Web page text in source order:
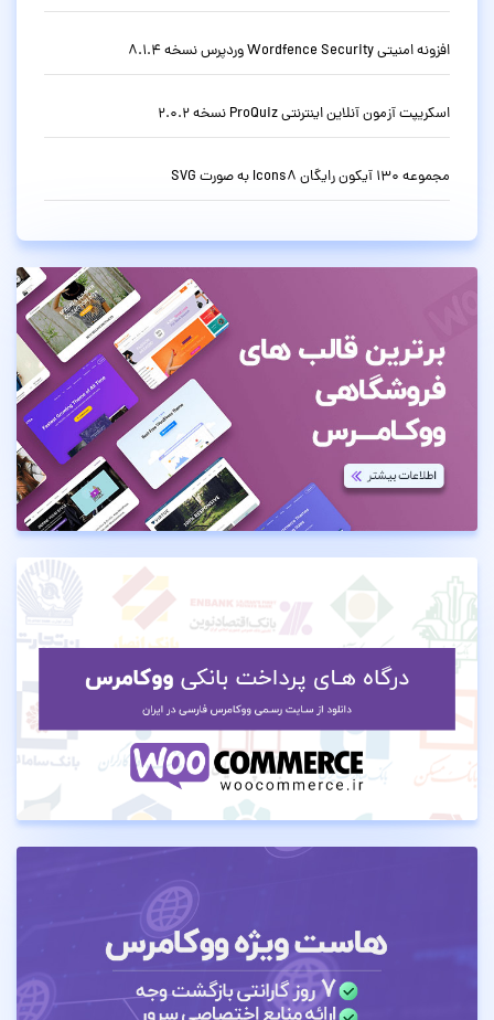
افزونه امنیتی Wordfence Security وردپرس نسخه 8.1.4
اسکریپت آزمون آنلاین اینترنتی ProQuiz نسخه 2.0.2
مجموعه 130 آیکون رایگان Icons8 به صورت SVG